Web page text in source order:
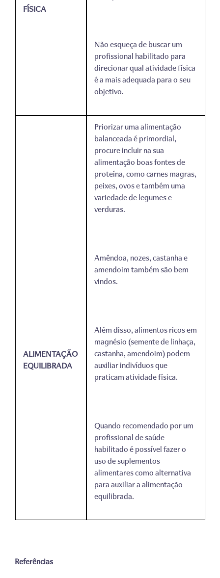
FÍSICA
Não esqueça de buscar um
profissional habilitado para
direcionar qual atividade física
é a mais adequada para o seu
objetivo.
ALIMENTAÇÃO
EQUILIBRADA
Priorizar uma alimentação
balanceada é primordial,
procure incluir na sua
alimentação boas fontes de
proteína, como carnes magras,
peixes, ovos e também uma
variedade de legumes e
verduras.
Amêndoa, nozes, castanha e
amendoim também são bem
vindos.
Além disso, alimentos ricos em
magnésio (semente de linhaça,
castanha, amendoim) podem
auxiliar indivíduos que
praticam atividade física.
Quando recomendado por um
profissional de saúde
habilitado é possível fazer o
uso de suplementos
alimentares como alternativa
para auxiliar a alimentação
equilibrada.
Referências